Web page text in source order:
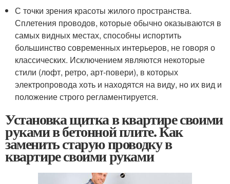
С точки зрения красоты жилого пространства.
Сплетения проводов, которые обычно оказываются в
самых видных местах, способны испортить
большинство современных интерьеров, не говоря о
классических. Исключением являются некоторые
стили (лофт, ретро, арт-повери), в которых
электропровода хоть и находятся на виду, но их вид и
положение строго регламентируется.
Установка щитка в квартире своими
руками в бетонной плите. Как
заменить старую проводку в
квартире своими руками